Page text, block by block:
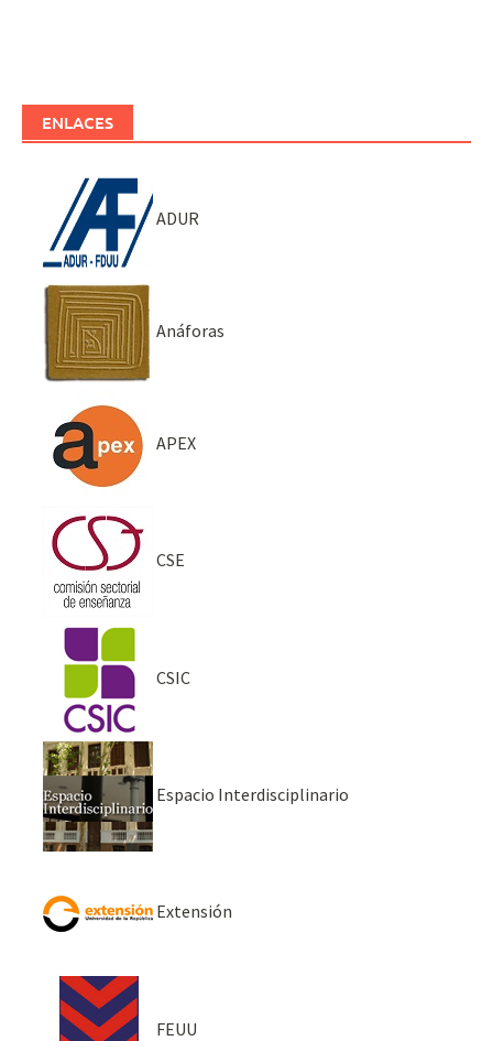
ENLACES
ADUR
Anáforas
APEX
CSE
CSIC
Espacio Interdisciplinario
Extensión
FEUU